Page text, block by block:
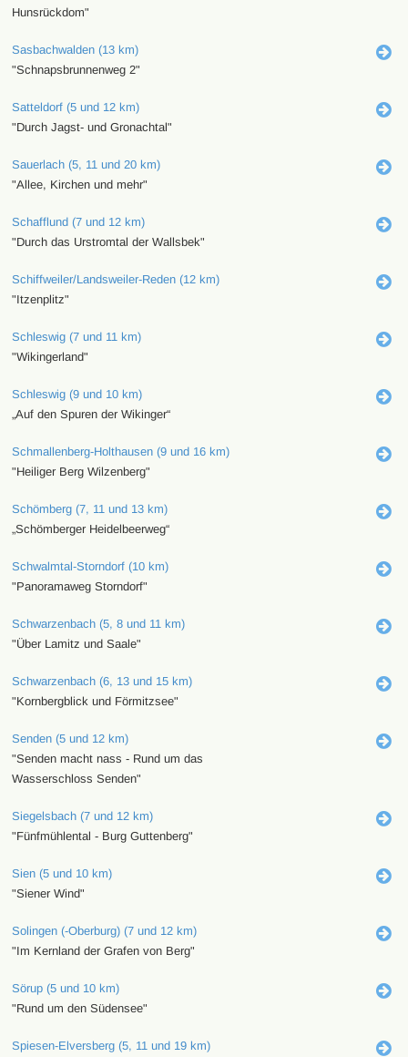
Hunsrückdom"
Sasbachwalden (13 km)
"Schnapsbrunnenweg 2"
Satteldorf (5 und 12 km)
"Durch Jagst- und Gronachtal"
Sauerlach (5, 11 und 20 km)
"Allee, Kirchen und mehr"
Schafflund (7 und 12 km)
"Durch das Urstromtal der Wallsbek"
Schiffweiler/Landsweiler-Reden (12 km)
"Itzenplitz"
Schleswig (7 und 11 km)
"Wikingerland"
Schleswig (9 und 10 km)
„Auf den Spuren der Wikinger“
Schmallenberg-Holthausen (9 und 16 km)
"Heiliger Berg Wilzenberg"
Schömberg (7, 11 und 13 km)
„Schömberger Heidelbeerweg“
Schwalmtal-Storndorf (10 km)
"Panoramaweg Storndorf"
Schwarzenbach (5, 8 und 11 km)
"Über Lamitz und Saale"
Schwarzenbach (6, 13 und 15 km)
"Kornbergblick und Förmitzsee"
Senden (5 und 12 km)
"Senden macht nass - Rund um das
Wasserschloss Senden"
Siegelsbach (7 und 12 km)
"Fünfmühlental - Burg Guttenberg"
Sien (5 und 10 km)
"Siener Wind"
Solingen (-Oberburg) (7 und 12 km)
"Im Kernland der Grafen von Berg"
Sörup (5 und 10 km)
"Rund um den Südensee"
Spiesen-Elversberg (5, 11 und 19 km)